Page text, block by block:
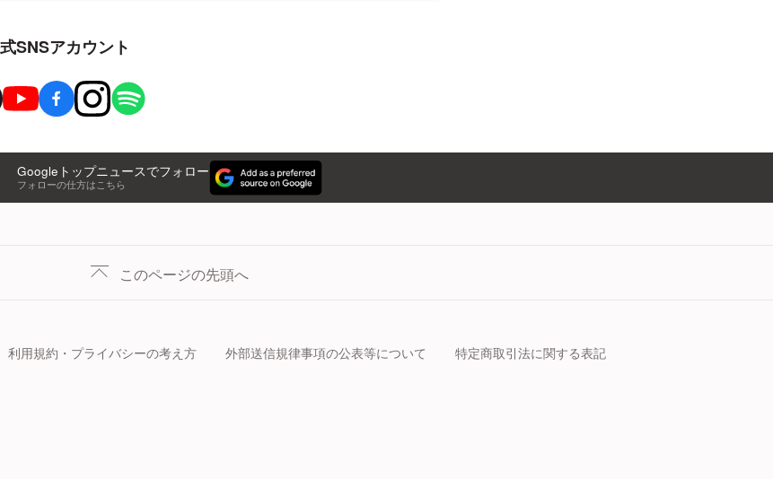
SNSアカウント
Googleトップニュースでフォロー
フォローの仕方はこちら
このページの先頭へ
利用規約・プライバシーの考え方 外部送信規律事項の公表等について
特定商取引法に関する表記